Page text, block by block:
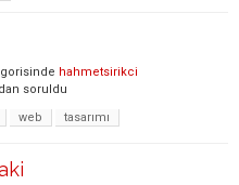
hahmetsirikci
soruldu
web tasarımı